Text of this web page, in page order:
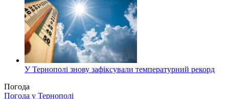
У Тернополі знову зафіксували температурний рекорд
Погода
Погода у Тернополі